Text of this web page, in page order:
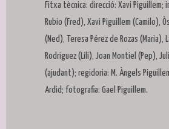
Fitxa tècnica: direcció: Xavi Piguillem;
Rubio (Fred), Xavi Piguillem (Camilo),
(Ned), Teresa Pérez de Rozas (Maria),
Rodríguez (Lilí), Joan Montiel (Pep),
(ajudant); regidoria: M. Àngels
Ardid; fotografia: Gael Piguillem.